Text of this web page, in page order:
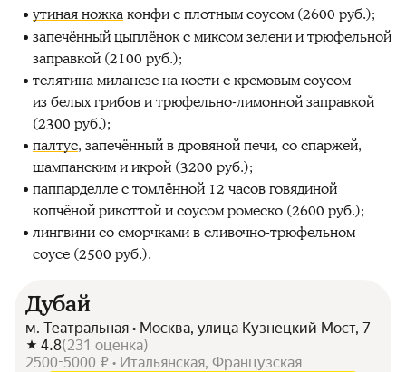
утиная ножкаконфи с плотным соусом (2600 руб.);
запечённый цыплёнок с миксом зелени и трюфельной
заправкой (2100 руб.);
телятина миланезе на кости с кремовым соусом
из белых грибов и трюфельно-лимонной заправкой
(2300 руб.);
палтус, запечённый в дровяной печи, со спаржей,
шампанским и икрой (3200 руб.);
паппарделле с томлённой 12 часов говядиной
копчёной рикоттой и соусом ромеско (2600 руб.);
лингвини со сморчками в сливочно-трюфельном
соусе (2500 руб.).
Дубай
м. Театральная • Москва, улица Кузнецкий Мост, 7
4.8(231 оценка)
2500-5000 ₽ • Итальянская, Французская